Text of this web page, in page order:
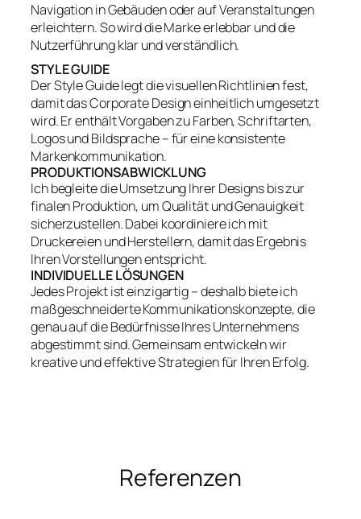
Navigation in Gebäuden oder auf Veranstaltungen
erleichtern. So wird die Marke erlebbar und die
Nutzerführung klar und verständlich.
STYLE GUIDE
Der Style Guide legt die visuellen Richtlinien fest,
damit das Corporate Design einheitlich umgesetzt
wird. Er enthält Vorgaben zu Farben, Schriftarten,
Logos und Bildsprache – für eine konsistente
Markenkommunikation.
PRODUKTIONSABWICKLUNG
Ich begleite die Umsetzung Ihrer Designs bis zur
finalen Produktion, um Qualität und Genauigkeit
sicherzustellen. Dabei koordiniere ich mit
Druckereien und Herstellern, damit das Ergebnis
Ihren Vorstellungen entspricht.
INDIVIDUELLE LÖSUNGEN
Jedes Projekt ist einzigartig – deshalb biete ich
maßgeschneiderte Kommunikationskonzepte, die
genau auf die Bedürfnisse Ihres Unternehmens
abgestimmt sind. Gemeinsam entwickeln wir
kreative und effektive Strategien für Ihren Erfolg.
Referenzen